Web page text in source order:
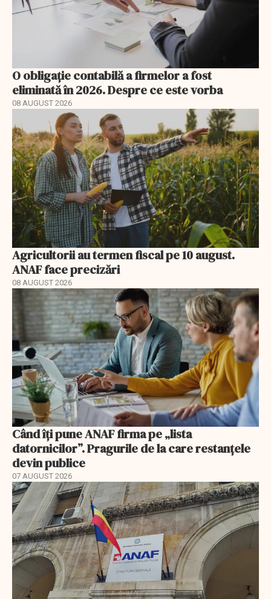
O obligație contabilă a firmelor a fost
eliminată în 2026. Despre ce este vorba
08 AUGUST 2026
Agricultorii au termen fiscal pe 10 august.
ANAF face precizări
08 AUGUST 2026
Când îți pune ANAF firma pe „lista
datornicilor”. Pragurile de la care restanțele
devin publice
07 AUGUST 2026